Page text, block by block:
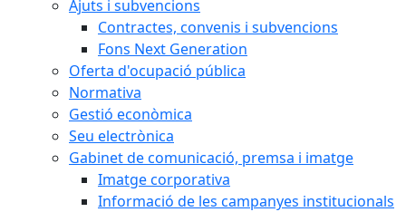
Ajuts i subvencions
Contractes, convenis i subvencions
Fons Next Generation
Oferta d'ocupació pública
Normativa
Gestió econòmica
Seu electrònica
Gabinet de comunicació, premsa i imatge
Imatge corporativa
Informació de les campanyes institucionals